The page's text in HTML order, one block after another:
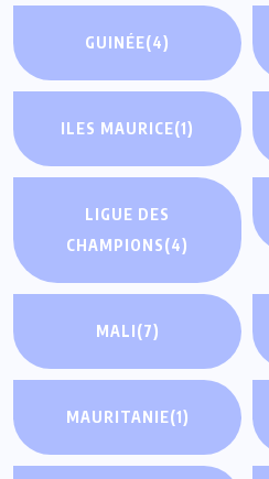
GUINÉE(4)
ILES MAURICE(1)
LIGUE DES
CHAMPIONS(4)
MALI(7)
MAURITANIE(1)